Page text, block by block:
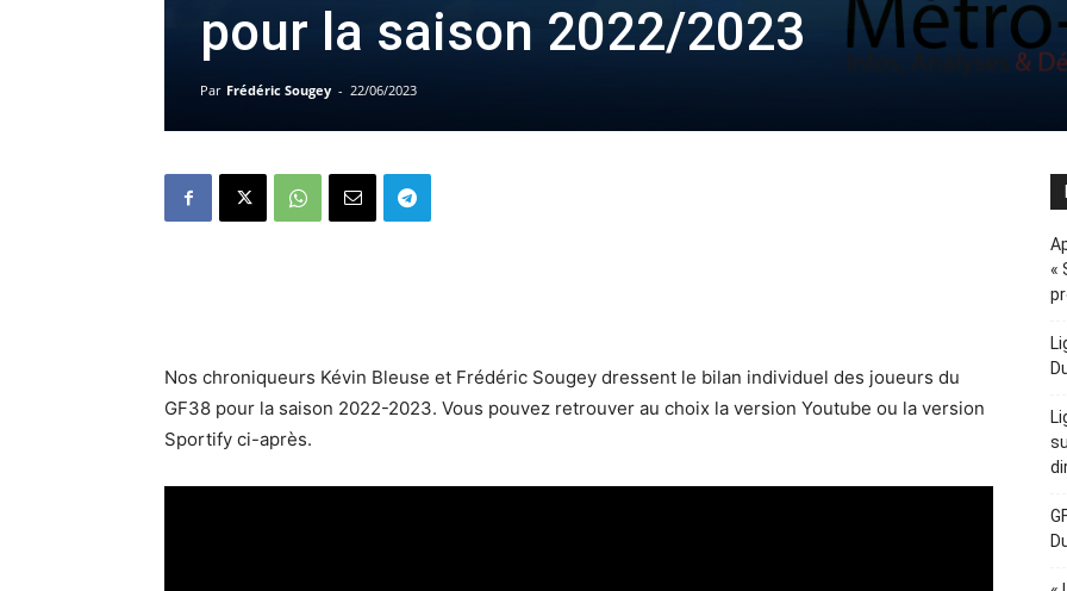
pour la saison 2022/2023
Par Frédéric Sougey - 22/06/2023
Nos chroniqueurs Kévin Bleuse et Frédéric Sougey dressent le bilan individuel des joueurs du
GF38 pour la saison 2022-2023. Vous pouvez retrouver au choix la version Youtube ou la version
Sportify ci-après.
«